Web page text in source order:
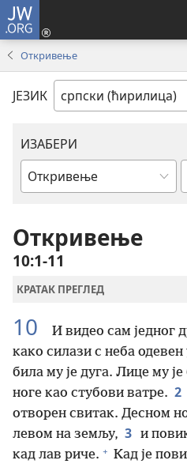
JW.ORG
Откривење
ЈЕЗИК
ИЗАБЕРИ
Библијска
Откривење
10:1-11
КРАТАК ПРЕГЛЕД
10
И видео сам једног
како силази с неба одевен
била му је дуга. Лице му
ноге као стубови ватре. 2
отворен свитак. Десном
левом на земљу, 3 и
кад лав риче. + Кад је